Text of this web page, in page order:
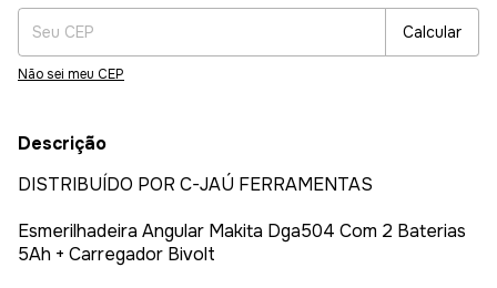
Calcular
Não sei meu CEP
Descrição
DISTRIBUÍDO POR C-JAÚ FERRAMENTAS
Esmerilhadeira Angular Makita Dga504 Com 2 Baterias
5Ah + Carregador Bivolt